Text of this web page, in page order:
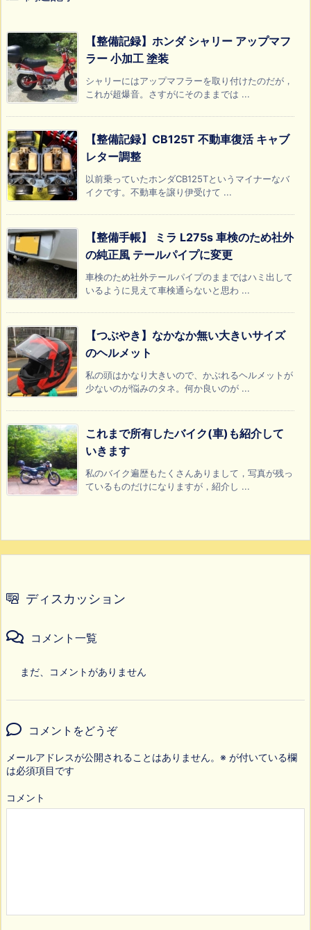
【整備記録】ホンダ シャリー アップマフ
ラー 小加工 塗装
シャリーにはアップマフラーを取り付けたのだが，
これが超爆音。さすがにそのままでは ...
【整備記録】CB125T 不動車復活 キャブ
レター調整
以前乗っていたホンダCB125Tというマイナーなバ
イクです。不動車を譲り伊受けて ...
【整備手帳】 ミラ L275s 車検のため社外
の純正風 テールパイプに変更
車検のため社外テールパイプのままではハミ出して
いるように見えて車検通らないと思わ ...
【つぶやき】なかなか無い大きいサイズ
のヘルメット
私の頭はかなり大きいので、かぶれるヘルメットが
少ないのが悩みのタネ。何か良いのが ...
これまで所有したバイク(車)も紹介して
いきます
私のバイク遍歴もたくさんありまして，写真が残っ
ているものだけになりますが，紹介し ...
ディスカッション
コメント一覧
まだ、コメントがありません
コメントをどうぞ
メールアドレスが公開されることはありません。 ※ が付いている欄
は必須項目です
コメント